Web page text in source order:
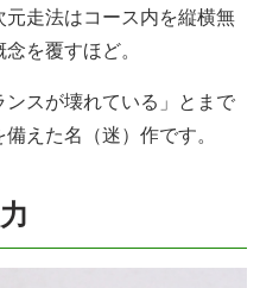
走法はコース内を縦横無
を覆すほど。
スが壊れている」とまで
えた名（迷）作です。